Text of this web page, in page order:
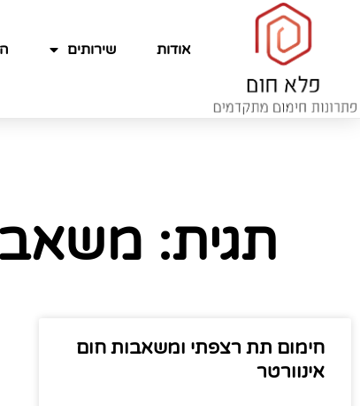
אודות שירותים
תגית:
חימום תת רצפתי ומשאבות חום
אינוורטר